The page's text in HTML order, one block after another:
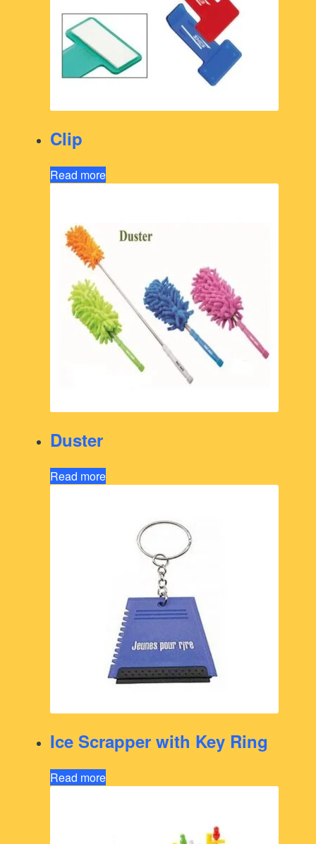
Clip
Read more
Duster
Read more
Ice Scrapper with Key Ring
Read more